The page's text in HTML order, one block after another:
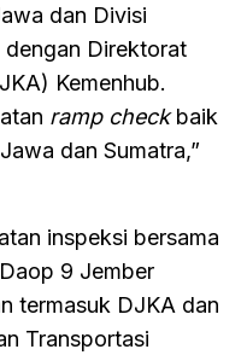
dan Divisi
dengan Direktorat
Kemenhub.
ramp checkbaik
dan Sumatra,”
inspeksi bersama
9 Jember
termasuk DJKA dan
Transportasi